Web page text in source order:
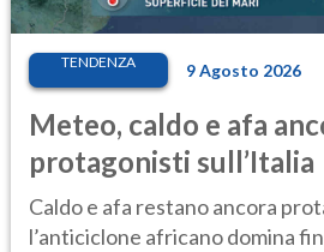
TENDENZA 9 Agosto 2026
Meteo, caldo e afa
protagonisti sull’Italia
Caldo e afa restano ancora
l’anticiclone africano domina